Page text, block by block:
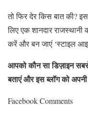
तो फिर देर किस बात की?
लिए एक शानदार
करें और बन जाएं ‘स्टाइल
आपको कौन सा डिज़ाइन
बताएं और इस ब्लॉग को
Facebook Comments